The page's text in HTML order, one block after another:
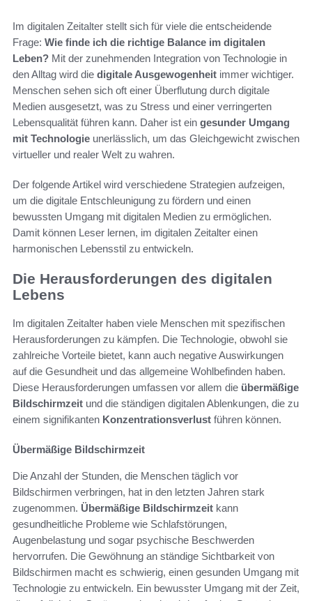
Im digitalen Zeitalter stellt sich für viele die entscheidende
Frage: Wie finde ich die richtige Balance im digitalen
Leben? Mit der zunehmenden Integration von Technologie in
den Alltag wird die digitale Ausgewogenheit immer wichtiger.
Menschen sehen sich oft einer Überflutung durch digitale
Medien ausgesetzt, was zu Stress und einer verringerten
Lebensqualität führen kann. Daher ist ein gesunder Umgang
mit Technologie unerlässlich, um das Gleichgewicht zwischen
virtueller und realer Welt zu wahren.
Der folgende Artikel wird verschiedene Strategien aufzeigen,
um die digitale Entschleunigung zu fördern und einen
bewussten Umgang mit digitalen Medien zu ermöglichen.
Damit können Leser lernen, im digitalen Zeitalter einen
harmonischen Lebensstil zu entwickeln.
Die Herausforderungen des digitalen
Lebens
Im digitalen Zeitalter haben viele Menschen mit spezifischen
Herausforderungen zu kämpfen. Die Technologie, obwohl sie
zahlreiche Vorteile bietet, kann auch negative Auswirkungen
auf die Gesundheit und das allgemeine Wohlbefinden haben.
Diese Herausforderungen umfassen vor allem die übermäßige
Bildschirmzeit und die ständigen digitalen Ablenkungen, die zu
einem signifikanten Konzentrationsverlust führen können.
Übermäßige Bildschirmzeit
Die Anzahl der Stunden, die Menschen täglich vor
Bildschirmen verbringen, hat in den letzten Jahren stark
zugenommen. Übermäßige Bildschirmzeit kann
gesundheitliche Probleme wie Schlafstörungen,
Augenbelastung und sogar psychische Beschwerden
hervorrufen. Die Gewöhnung an ständige Sichtbarkeit von
Bildschirmen macht es schwierig, einen gesunden Umgang mit
Technologie zu entwickeln. Ein bewusster Umgang mit der Zeit,